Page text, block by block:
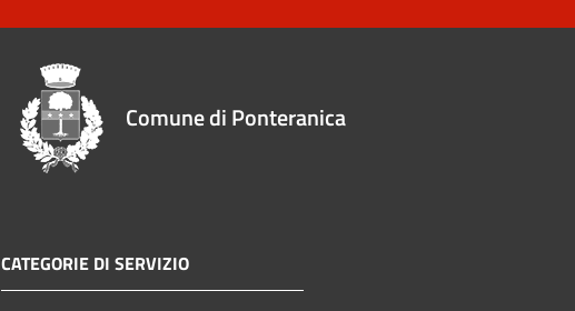
Comune di Ponteranica
CATEGORIE DI SERVIZIO